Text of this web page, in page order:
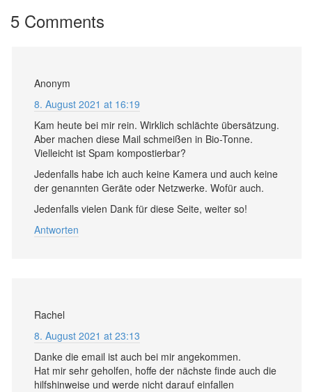
5 Comments
Anonym
8. August 2021 at 16:19
Kam heute bei mir rein. Wirklich schlächte übersätzung.
Aber machen diese Mail schmeißen in Bio-Tonne.
Vielleicht ist Spam kompostierbar?
Jedenfalls habe ich auch keine Kamera und auch keine
der genannten Geräte oder Netzwerke. Wofür auch.
Jedenfalls vielen Dank für diese Seite, weiter so!
Antworten
Rachel
8. August 2021 at 23:13
Danke die email ist auch bei mir angekommen.
Hat mir sehr geholfen, hoffe der nächste finde auch die
hilfshinweise und werde nicht darauf einfallen